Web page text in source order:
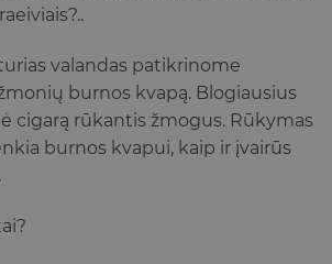
valandas patikrinome
burnos kvapą. Blogiausius
cigarą rūkantis žmogus. Rūkymas
burnos kvapui, kaip ir įvairūs